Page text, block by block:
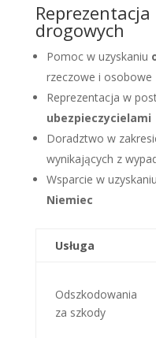
drogowych
Pomoc w uzyskaniu
rzeczowe i osobowe
Reprezentacja w
ubezpieczycielami
Doradztwo w
wynikających z
Wsparcie w
Niemiec
Usługa
Odszkodowania
za szkody